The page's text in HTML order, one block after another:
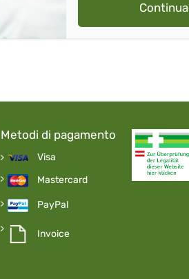
Continua
Metodi di pagamento
Visa
Mastercard
PayPal
Invoice